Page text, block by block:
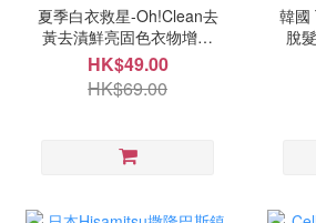
夏季白衣救星-Oh!Clean去
黃去漬鮮亮固色衣物增白
片10入(一套2盒) 11月中
HK$49.00
HK$69.00
韓國
脫